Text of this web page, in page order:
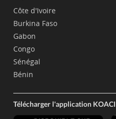
Côte d'Ivoire
Burkina Faso
Gabon
Congo
Sénégal
Bénin
Télécharger l'application KOACI